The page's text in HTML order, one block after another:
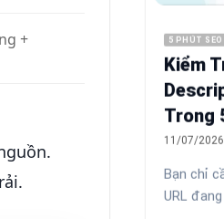
+
5 PHÚT SEO
Kiểm
Trong
11/07/2026
Bạn chỉ
URL